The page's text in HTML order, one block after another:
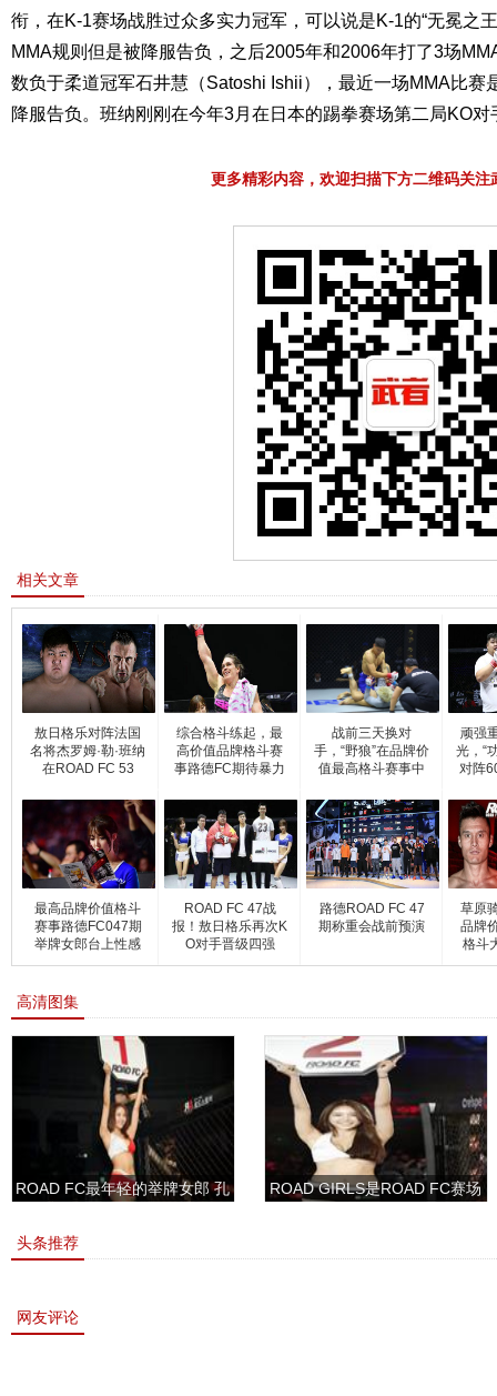
衔，在K-1赛场战胜过众多实力冠军，可以说是K-1的“无冕之
MMA规则但是被降服告负，之后2005年和2006年打了3场
数负于柔道冠军石井慧（Satoshi Ishii），最近一场MMA比赛
降服告负。班纳刚刚在今年3月在日本的踢拳赛场第二局KO对
更多精彩内容，欢迎扫描下方二维码关注
相关文章
敖日格乐对阵法国
名将杰罗姆·勒·班纳
在ROAD FC 53
综合格斗练起，最
高价值品牌格斗赛
事路德FC期待暴力
战前三天换对
手，“野狼”在品牌价
值最高格斗赛事中
顽强
光，“
对阵
最高品牌价值格斗
赛事路德FC047期
举牌女郎台上性感
ROAD FC 47战
报！敖日格乐再次K
O对手晋级四强
路德ROAD FC 47
期称重会战前预演
草原
品牌
格斗
高清图集
ROAD FC最年轻的举牌女郎 孔
ROAD GIRLS是ROAD FC赛场
头条推荐
网友评论